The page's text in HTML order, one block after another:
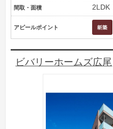
間取・面積 2LDK
アピールポイント
ビバリーホームズ広尾